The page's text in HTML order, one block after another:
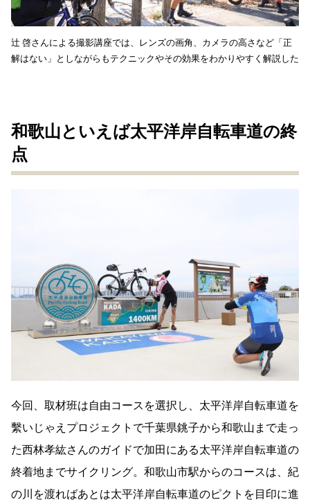
辻 啓さんによる撮影講座では、レンズの画角、カメラの高さなど「正
解はない」としながらもテクニックやその効果をわかりやすく解説した
和歌山といえば太平洋岸自転車道の終
点
今回、取材班は自由コースを選択し、 太平洋岸自転車道を
繫いじゃえプロジェクトで千葉県銚子から和歌山まで走っ
た西林孝紘さんのガイドで加田にある太平洋岸自転車道の
終着地までサイクリング。和歌山市駅からのコースは、紀
の川を渡ればあとは太平洋岸自転車道のピクトを目印に進